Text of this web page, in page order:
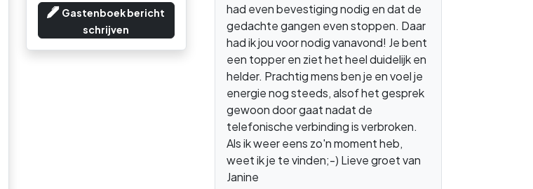
Gastenboek bericht
schrijven
had even bevestiging nodig en dat de
gedachte gangen even stoppen. Daar
had ik jou voor nodig vanavond! Je bent
een topper en ziet het heel duidelijk en
helder. Prachtig mens ben je en voel je
energie nog steeds, alsof het gesprek
gewoon door gaat nadat de
telefonische verbinding is verbroken.
Als ik weer eens zo'n moment heb,
weet ik je te vinden;-) Lieve groet van
Janine